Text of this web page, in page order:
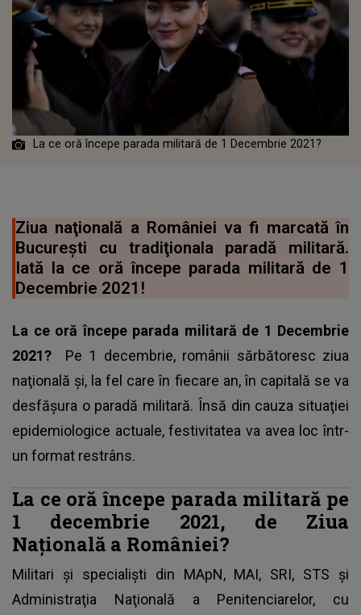
La ce oră începe parada militară de 1 Decembrie 2021?
Ziua naţională a României va fi marcată în
Bucureşti cu tradiţionala paradă militară.
Iată la ce oră începe parada militară de 1
Decembrie 2021!
La ce oră începe parada militară de 1 Decembrie
2021?
Pe 1 decembrie, românii sărbătoresc ziua
naţională şi, la fel care în fiecare an, în capitală se va
desfăşura o paradă militară. Însă din cauza situaţiei
epidemiologice actuale, festivitatea va avea loc într-
un format restrâns.
La ce oră începe parada militară pe
1 decembrie 2021, de Ziua
Naţională a României?
Militari şi specialişti din MApN, MAI, SRI, STS şi
Administraţia Naţională a Penitenciarelor, cu